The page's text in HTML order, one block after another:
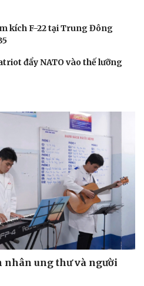
Nhà đẹp
kích F-22 tại Trung Đông
đẩy NATO vào thế lưỡng
nhân ung thư và người